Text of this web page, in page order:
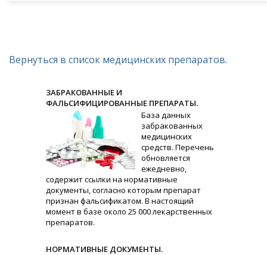
Вернуться в список медицинских препаратов.
ЗАБРАКОВАННЫЕ И
ФАЛЬСИФИЦИРОВАННЫЕ ПРЕПАРАТЫ.
База данных
забракованных
медицинских
средств. Перечень
обновляется
ежедневно,
содержит ссылки на нормативные
документы, согласно которым препарат
признан фальсификатом. В настоящий
момент в базе около 25 000 лекарственных
препаратов.
НОРМАТИВНЫЕ ДОКУМЕНТЫ.